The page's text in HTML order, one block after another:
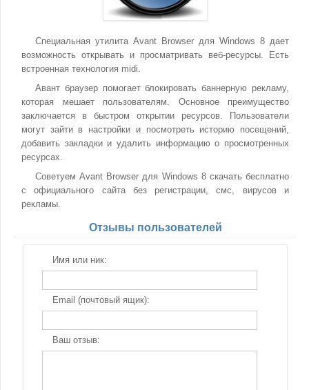
Специальная утилита Avant Browser для Windows 8 дает
возможность открывать и просматривать веб-ресурсы. Есть
встроенная технология midi.
Авант браузер помогает блокировать баннерную рекламу,
которая мешает пользователям. Основное преимущество
заключается в быстром открытии ресурсов. Пользователи
могут зайти в настройки и посмотреть историю посещений,
добавить закладки и удалить информацию о просмотренных
ресурсах.
Советуем Avant Browser для Windows 8 скачать бесплатно
с официального сайта без регистрации, смс, вирусов и
рекламы.
Отзывы пользователей
Имя или ник:
Email (почтовый ящик):
Ваш отзыв: